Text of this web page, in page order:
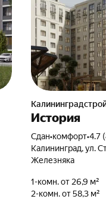
История
Сдан•комфорт•4.7
Калининград, ул.
Железняка
1-комн. от 26,9 м²
2-комн. от 58,3 м²